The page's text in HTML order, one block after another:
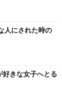
人にされた時の
好きな女子へとる